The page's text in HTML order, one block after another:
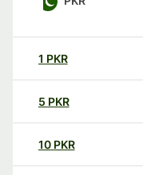
1 PKR
5 PKR
10 PKR